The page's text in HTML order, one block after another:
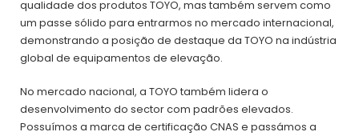
qualidade dos produtos TOYO, mas também servem como
um passe sólido para entrarmos no mercado internacional,
demonstrando a posição de destaque da TOYO na indústria
global de equipamentos de elevação.
No mercado nacional, a TOYO também lidera o
desenvolvimento do sector com padrões elevados.
Possuímos a marca de certificação CNAS e passámos a